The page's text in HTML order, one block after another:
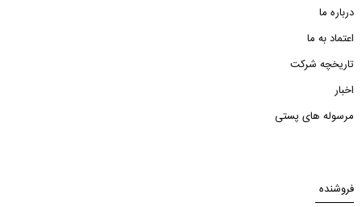
درباره ما
اعتماد به ما
تاریخچه شرکت
اخبار
مرسوله های پستی
فروشنده